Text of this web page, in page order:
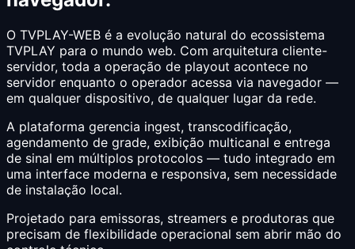
O TVPLAY-WEB é a evolução natural do ecossistema
TVPLAY para o mundo web. Com arquitetura cliente-
servidor, toda a operação de playout acontece no
servidor enquanto o operador acessa via navegador —
em qualquer dispositivo, de qualquer lugar da rede.
A plataforma gerencia ingest, transcodificação,
agendamento de grade, exibição multicanal e entrega
de sinal em múltiplos protocolos — tudo integrado em
uma interface moderna e responsiva, sem necessidade
de instalação local.
Projetado para emissoras, streamers e produtoras que
precisam de flexibilidade operacional sem abrir mão do